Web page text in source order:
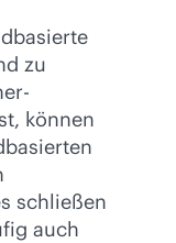
zu
können
schließen
auch